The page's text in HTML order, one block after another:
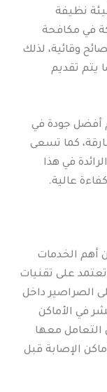
نظيفة
في مكافحة
وقائية، لذلك
يتم تقديم
أفضل جودة في
كما تسعى
في هذا
عالية.
أهم الخدمات
على تقنيات
الصراصير داخل
في الأماكن
معها
الإصابة قبل